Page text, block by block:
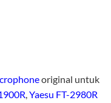
original untuk
,Yaesu FT-2980R